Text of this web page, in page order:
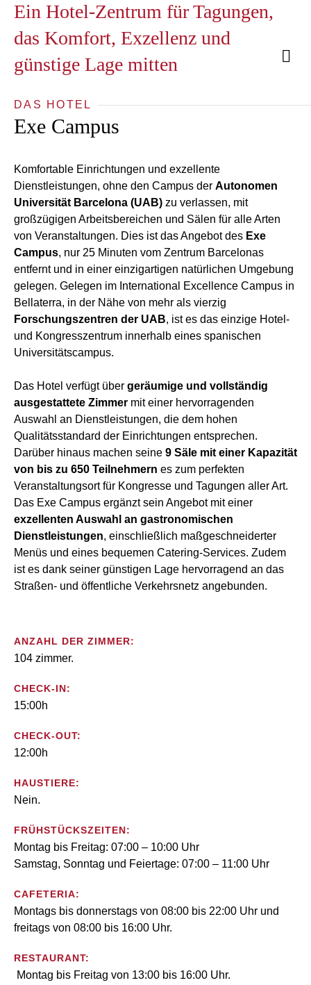
Ein Hotel-Zentrum für Tagungen,
das Komfort, Exzellenz und
günstige Lage mitten
DAS HOTEL
Exe Campus
Komfortable Einrichtungen und exzellente
Dienstleistungen, ohne den Campus der Autonomen
Universität Barcelona (UAB) zu verlassen, mit
großzügigen Arbeitsbereichen und Sälen für alle Arten
von Veranstaltungen. Dies ist das Angebot des Exe
Campus, nur 25 Minuten vom Zentrum Barcelonas
entfernt und in einer einzigartigen natürlichen Umgebung
gelegen. Gelegen im International Excellence Campus in
Bellaterra, in der Nähe von mehr als vierzig
Forschungszentren der UAB, ist es das einzige Hotel-
und Kongresszentrum innerhalb eines spanischen
Universitätscampus.
Das Hotel verfügt über geräumige und vollständig
ausgestattete Zimmer mit einer hervorragenden
Auswahl an Dienstleistungen, die dem hohen
Qualitätsstandard der Einrichtungen entsprechen.
Darüber hinaus machen seine 9 Säle mit einer Kapazität
von bis zu 650 Teilnehmern es zum perfekten
Veranstaltungsort für Kongresse und Tagungen aller Art.
Das Exe Campus ergänzt sein Angebot mit einer
exzellenten Auswahl an gastronomischen
Dienstleistungen, einschließlich maßgeschneiderter
Menüs und eines bequemen Catering-Services. Zudem
ist es dank seiner günstigen Lage hervorragend an das
Straßen- und öffentliche Verkehrsnetz angebunden.
ANZAHL DER ZIMMER:
104 zimmer.
CHECK-IN:
15:00h
CHECK-OUT:
12:00h
HAUSTIERE:
Nein.
FRÜHSTÜCKSZEITEN:
Montag bis Freitag: 07:00 – 10:00 Uhr
Samstag, Sonntag und Feiertage: 07:00 – 11:00 Uhr
CAFETERIA:
Montags bis donnerstags von 08:00 bis 22:00 Uhr und
freitags von 08:00 bis 16:00 Uhr.
RESTAURANT:
Montag bis Freitag von 13:00 bis 16:00 Uhr.